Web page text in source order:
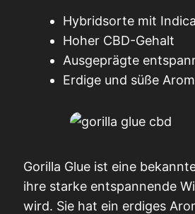
Hybridsorte mit
Hoher CBD-Gehalt
Ausgeprägte
Erdige und süße
Gorilla Glue ist eine
ihre starke entspannende
wird. Sie hat ein erdiges